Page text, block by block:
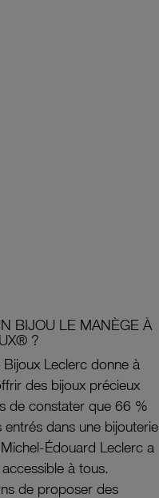
BIJOU LE MANÈGE À
?
Leclerc donne à
des bijoux précieux
de constater que 66 %
entrés dans une bijouterie
Édouard Leclerc a
à tous.
de proposer des